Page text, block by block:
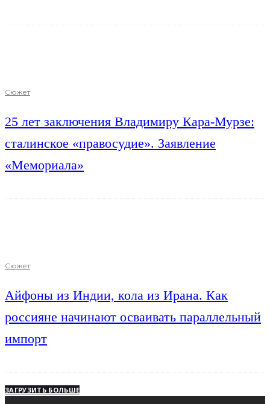
Сюжет
25 лет заключения Владимиру Кара-Мурзе:
сталинское «правосудие». Заявление
«Мемориала»
Сюжет
Айфоны из Индии, кола из Ирана. Как
россияне начинают осваивать параллельный
импорт
ЗАГРУЗИТЬ БОЛЬШЕ